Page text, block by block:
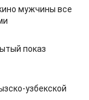
мужчины все
показ
узбекской